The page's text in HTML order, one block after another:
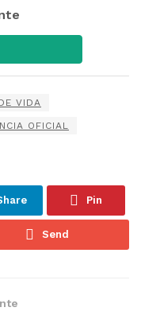
VIDA
OFICIAL
Pin
Send